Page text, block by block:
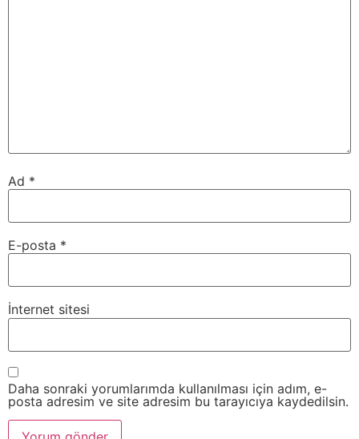
Ad *
E-posta *
İnternet sitesi
Daha sonraki yorumlarımda kullanılması için adım, e-
posta adresim ve site adresim bu tarayıcıya kaydedilsin.